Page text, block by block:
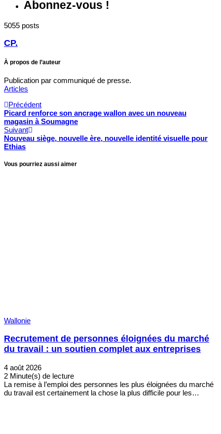
Abonnez-vous !
5055 posts
CP.
À propos de l’auteur
Publication par communiqué de presse.
Articles
Précédent
Picard renforce son ancrage wallon avec un nouveau
magasin à Soumagne
Suivant
Nouveau siège, nouvelle ère, nouvelle identité visuelle pour
Ethias
Vous pourriez aussi aimer
Wallonie
Recrutement de personnes éloignées du marché
du travail : un soutien complet aux entreprises
4 août 2026
2 Minute(s) de lecture
La remise à l’emploi des personnes les plus éloignées du marché
du travail est certainement la chose la plus difficile pour les…